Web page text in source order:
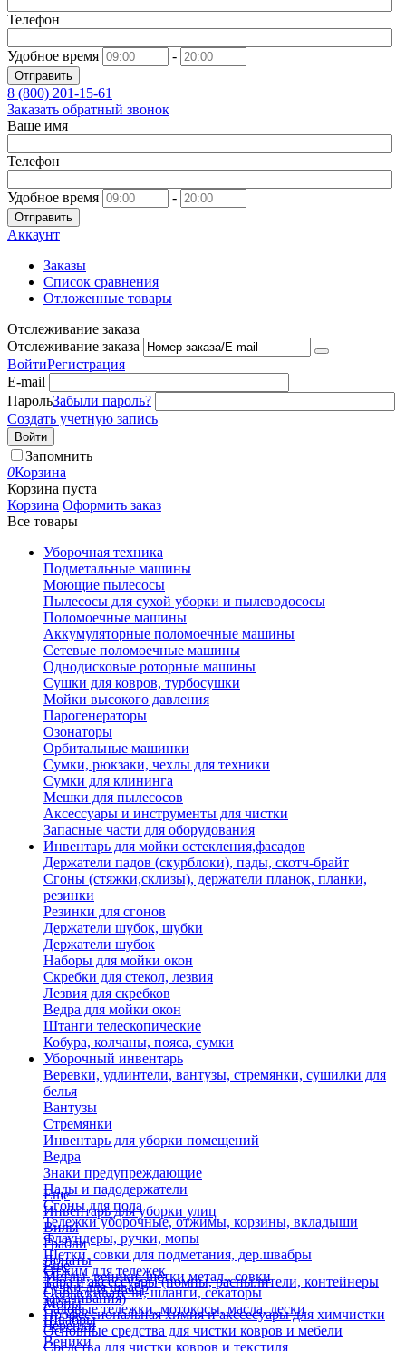
Телефон
Удобное время -
Отправить
8 (800) 201-15-61
Заказать обратный звонок
Ваше имя
Телефон
Удобное время -
Отправить
Аккаунт
Заказы
Список сравнения
Отложенные товары
Отслеживание заказа
Отслеживание заказа
ВойтиРегистрация
E-mail
ПарольЗабыли пароль?
Создать учетную запись
Войти
Запомнить
0Корзина
Корзина пуста
Корзина Оформить заказ
Все товары
Уборочная техника
Подметальные машины
Моющие пылесосы
Пылесосы для сухой уборки и пылеводососы
Поломоечные машины
Аккумуляторные поломоечные машины
Сетевые поломоечные машины
Однодисковые роторные машины
Сушки для ковров, турбосушки
Мойки высокого давления
Парогенераторы
Озонаторы
Орбитальные машинки
Сумки, рюкзаки, чехлы для техники
Сумки для клининга
Мешки для пылесосов
Аксессуары и инструменты для чистки
Запасные части для оборудования
Инвентарь для мойки остекления,фасадов
Держатели падов (скурблоки), пады, скотч-брайт
Сгоны (стяжки,склизы), держатели планок, планки,
резинки
Резинки для сгонов
Держатели шубок, шубки
Держатели шубок
Наборы для мойки окон
Скребки для стекол, лезвия
Лезвия для скребков
Ведра для мойки окон
Штанги телескопические
Кобура, колчаны, пояса, сумки
Уборочный инвентарь
Веревки, удлинтели, вантузы, стремянки, сушилки для
белья
Вантузы
Стремянки
Инвентарь для уборки помещений
Ведра
Знаки предупреждающие
Пады и падодержатели
Сгоны для пола
Тележки уборочные, отжимы, корзины, вкладыши
Флаундеры, ручки, мопы
Щетки, совки для подметания, дер.швабры
Отжим для тележек
Ручки для швабр
Мопы
Швабры
Еще
Инвентарь для уборки улиц
Вилы
Грабли
Лопаты
Метлы, веники, щетки метал., совки
Опрыскиватели, шланги, секаторы
Садовые тележки, мотокосы, масла, лески
Черенки
Веники
Еще
Тара и аксессуары (помпы, распылители, контейнеры
замачивания)
Профессиональная химия и акссесуары для химчистки
Основные средства для чистки ковров и мебели
Средства для чистки ковров и текстиля